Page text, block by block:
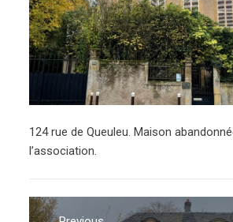
124 rue de Queuleu. Maison
l’association.
Navigation